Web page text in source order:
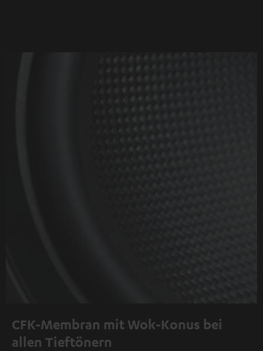
CFK-Membran mit Wok-Konus bei
allen Tieftönern